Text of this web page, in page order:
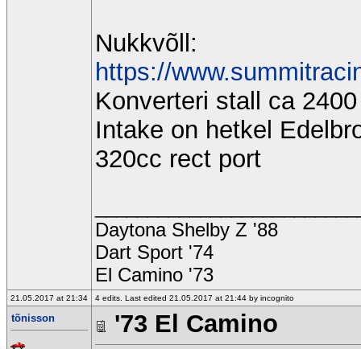
Nukkvõll:
https://
Konverteri stall ca 2400
Intake on hetkel
320cc rect port
Daytona Shelby Z '88
Dart Sport '74
El Camino '73
21.05.2017 at 21:34 4 edits. Last edited 21.05.2017 at 21:44 by incognito
tõnisson
'73 El Camino